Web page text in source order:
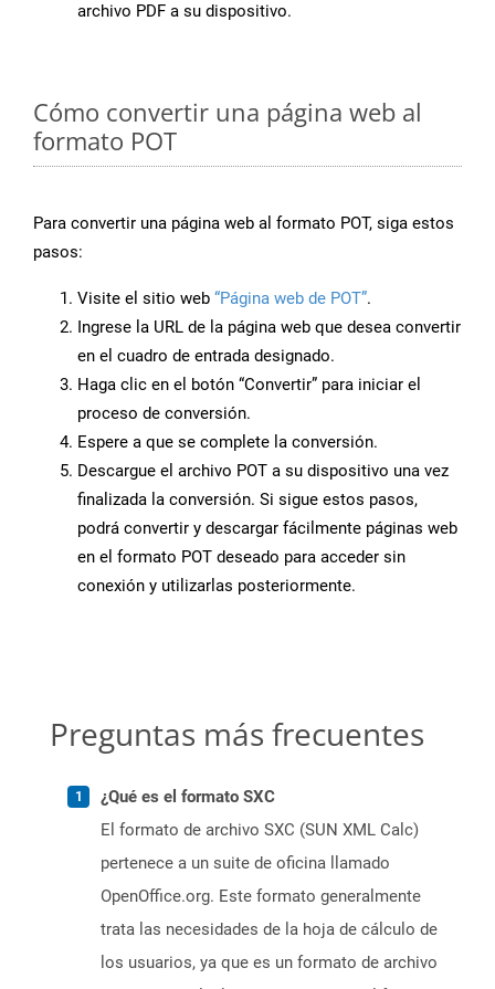
archivo PDF a su dispositivo.
Cómo convertir una página web al
formato POT
Para convertir una página web al formato POT, siga estos
pasos:
Visite el sitio web “Página web de POT”.
Ingrese la URL de la página web que desea convertir
en el cuadro de entrada designado.
Haga clic en el botón “Convertir” para iniciar el
proceso de conversión.
Espere a que se complete la conversión.
Descargue el archivo POT a su dispositivo una vez
finalizada la conversión. Si sigue estos pasos,
podrá convertir y descargar fácilmente páginas web
en el formato POT deseado para acceder sin
conexión y utilizarlas posteriormente.
Preguntas más frecuentes
¿Qué es el formato SXC
El formato de archivo SXC (SUN XML Calc)
pertenece a un suite de oficina llamado
OpenOffice.org. Este formato generalmente
trata las necesidades de la hoja de cálculo de
los usuarios, ya que es un formato de archivo